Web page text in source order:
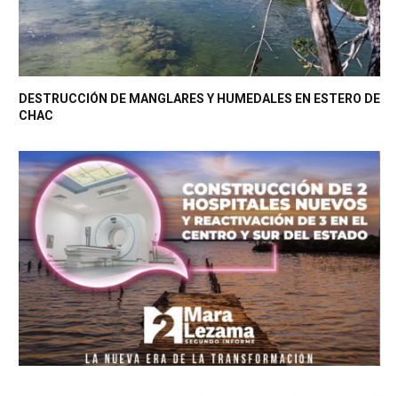
DESTRUCCIÓN DE MANGLARES Y HUMEDALES EN ESTERO DE
CHAC